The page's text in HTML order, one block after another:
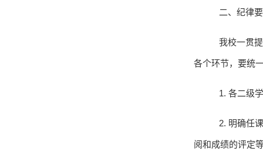
二、纪律
我校一贯
各个环节，要统
1. 各二级
2. 明确任
阅和成绩的评定